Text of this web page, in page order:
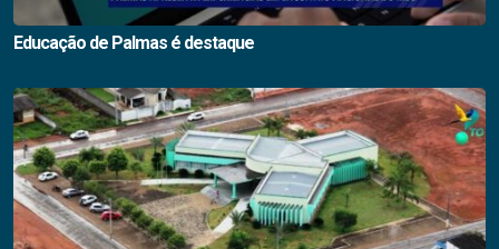
Educação de Palmas é destaque